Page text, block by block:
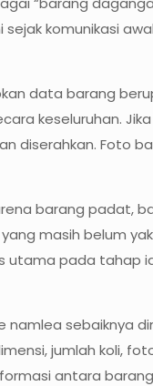
komunikasi
data barang
keseluruhan.
diserahkan. Foto
barang padat,
masih belum
utama pada
namlea sebaiknya
jumlah koli,
antara